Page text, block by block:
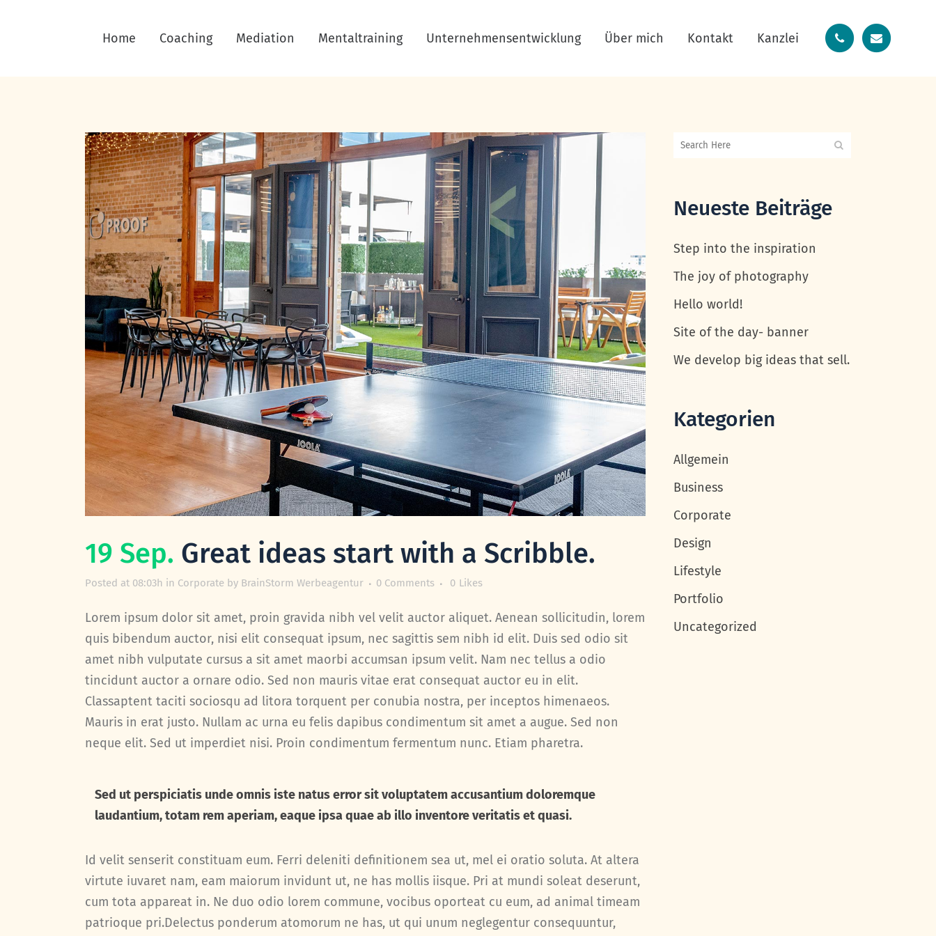
Home Coaching Mediation Mentaltraining Unternehmensentwicklung Über mich Kontakt Kanzlei
19 Sep. Great ideas start with a Scribble.
Posted at 08:03h in Corporate by BrainStorm Werbeagentur 0 Comments 0 Likes
Lorem ipsum dolor sit amet, proin gravida nibh vel velit auctor aliquet. Aenean sollicitudin, lorem
quis bibendum auctor, nisi elit consequat ipsum, nec sagittis sem nibh id elit. Duis sed odio sit
amet nibh vulputate cursus a sit amet maorbi accumsan ipsum velit. Nam nec tellus a odio
tincidunt auctor a ornare odio. Sed non mauris vitae erat consequat auctor eu in elit.
Classaptent taciti sociosqu ad litora torquent per conubia nostra, per inceptos himenaeos.
Mauris in erat justo. Nullam ac urna eu felis dapibus condimentum sit amet a augue. Sed non
neque elit. Sed ut imperdiet nisi. Proin condimentum fermentum nunc. Etiam pharetra.
Sed ut perspiciatis unde omnis iste natus error sit voluptatem accusantium doloremque
laudantium, totam rem aperiam, eaque ipsa quae ab illo inventore veritatis et quasi.
Id velit senserit constituam eum. Ferri deleniti definitionem sea ut, mel ei oratio soluta. At altera
virtute iuvaret nam, eam maiorum invidunt ut, ne has mollis iisque. Pri at mundi soleat deserunt,
cum tota appareat in. Ne duo odio lorem commune, vocibus oporteat cu eum, ad animal timeam
patrioque pri.Delectus ponderum atomorum ne has, ut qui unum neglegentur consequuntur,
Neueste Beiträge
Step into the inspiration
The joy of photography
Hello world!
Site of the day- banner
We develop big ideas that sell.
Kategorien
Allgemein
Business
Corporate
Design
Lifestyle
Portfolio
Uncategorized